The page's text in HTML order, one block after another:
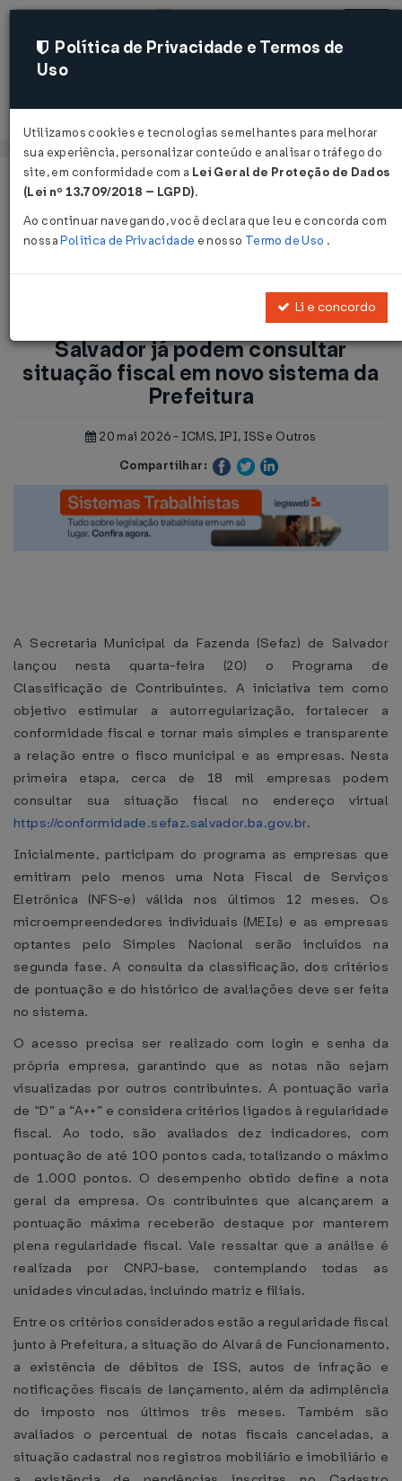
Acessar
Página Inicial
Notícias
situação fiscal em novo sistema da Prefeitura...
Voltar
ISS/Salvador: 18 mil empresas de
Salvador já podem consultar
situação fiscal em novo sistema da
Prefeitura
20 mai 2026 - ICMS, IPI, ISS e Outros
Compartilhar:
A Secretaria Municipal da Fazenda (Sefaz) de Salvador
lançou nesta quarta-feira (20) o Programa de
Classificação de Contribuintes. A iniciativa tem como
objetivo estimular a autorregularização, fortalecer a
conformidade fiscal e tornar mais simples e transparente
a relação entre o fisco municipal e as empresas. Nesta
primeira etapa, cerca de 18 mil empresas podem
consultar sua situação fiscal no endereço virtual
https://conformidade.sefaz.salvador.ba.gov.br.
Inicialmente, participam do programa as empresas que
emitiram pelo menos uma Nota Fiscal de Serviços
Eletrônica (NFS-e) válida nos últimos 12 meses. Os
microempreendedores individuais (MEIs) e as empresas
optantes pelo Simples Nacional serão incluídos na
segunda fase. A consulta da classificação, dos critérios
de pontuação e do histórico de avaliações deve ser feita
no sistema.
O acesso precisa ser realizado com login e senha da
própria empresa, garantindo que as notas não sejam
visualizadas por outros contribuintes. A pontuação varia
de “D” a “A++” e considera critérios ligados à regularidade
fiscal. Ao todo, são avaliados dez indicadores, com
pontuação de até 100 pontos cada, totalizando o máximo
de 1.000 pontos. O desempenho obtido define a nota
geral da empresa. Os contribuintes que alcançarem a
pontuação máxima receberão destaque por manterem
plena regularidade fiscal. Vale ressaltar que a análise é
realizada por CNPJ-base, contemplando todas as
unidades vinculadas, incluindo matriz e filiais.
Entre os critérios considerados estão a regularidade fiscal
junto à Prefeitura, a situação do Alvará de Funcionamento,
a existência de débitos de ISS, autos de infração e
notificações fiscais de lançamento, além da adimplência
do imposto nos últimos três meses. Também são
avaliados o percentual de notas fiscais canceladas, a
situação cadastral nos registros mobiliário e imobiliário e
Política de Privacidade e Termos de
Uso
Utilizamos cookies e tecnologias semelhantes para melhorar
sua experiência, personalizar conteúdo e analisar o tráfego do
site, em conformidade com a Lei Geral de Proteção de Dados
(Lei nº 13.709/2018 – LGPD).
Ao continuar navegando, você declara que leu e concorda com
nossaPolítica de Privacidade e nosso Termo de Uso .
Li e concordo